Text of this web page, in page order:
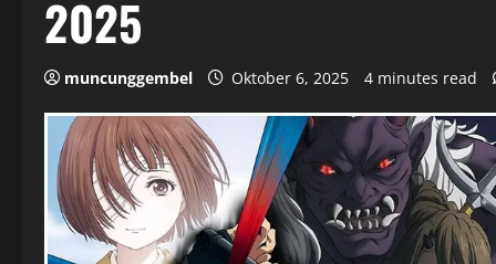
2025
muncunggembel Oktober 6, 2025 4 minutes read